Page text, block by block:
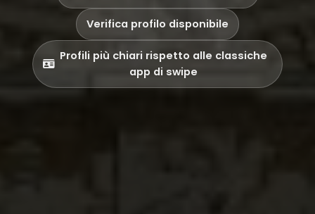
Verifica profilo disponibile
Profili più chiari rispetto alle classiche
app di swipe